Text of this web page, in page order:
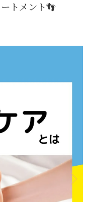
トメント👣